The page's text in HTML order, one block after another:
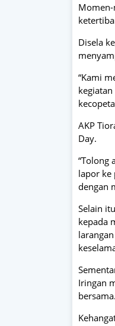
Disela
“Kami
AKP
Day.
“Tolong
lapor ke
dengan
Selain
kepada
Iringan
bersama.